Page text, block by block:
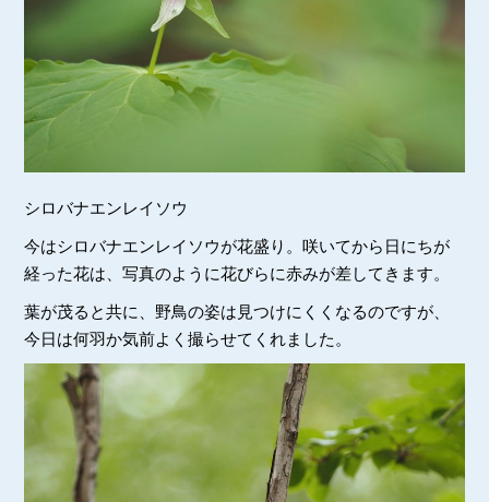
シロバナエンレイソウ
今はシロバナエンレイソウが花盛り。咲いてから日にちが
経った花は、写真のように花びらに赤みが差してきます。
葉が茂ると共に、野鳥の姿は見つけにくくなるのですが、
今日は何羽か気前よく撮らせてくれました。